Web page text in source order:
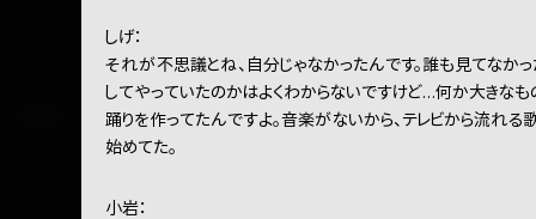
しげ：
それが不思議とね、自分じゃなかったんです。誰も見てなか
してやっていたのかはよくわからないですけど…何か大きなも
踊りを作ってたんですよ。音楽がないから、テレビから流れる
始めてた。
小岩：